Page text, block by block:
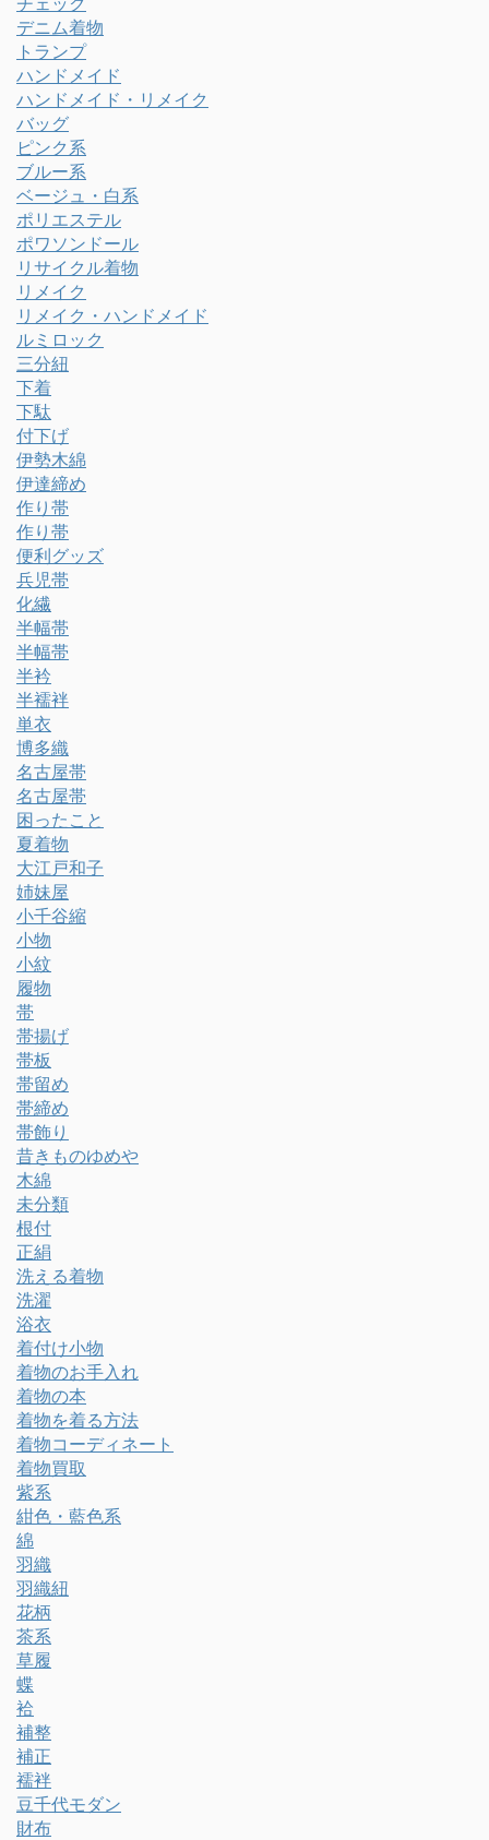
デニム着物
トランプ
ハンドメイド
ハンドメイド・リメイク
バッグ
ピンク系
ブルー系
ベージュ・白系
ポリエステル
ポワソンドール
リサイクル着物
リメイク
リメイク・ハンドメイド
ルミロック
三分紐
下着
下駄
付下げ
伊勢木綿
伊達締め
作り帯
作り帯
便利グッズ
兵児帯
化繊
半幅帯
半幅帯
半衿
半襦袢
単衣
博多織
名古屋帯
名古屋帯
困ったこと
夏着物
大江戸和子
姉妹屋
小千谷縮
小物
小紋
履物
帯
帯揚げ
帯板
帯留め
帯締め
帯飾り
昔きものゆめや
木綿
未分類
根付
正絹
洗える着物
洗濯
浴衣
着付け小物
着物のお手入れ
着物の本
着物を着る方法
着物コーディネート
着物買取
紫系
紺色・藍色系
綿
羽織
羽織紐
花柄
茶系
草履
蝶
袷
補整
補正
襦袢
豆千代モダン
財布